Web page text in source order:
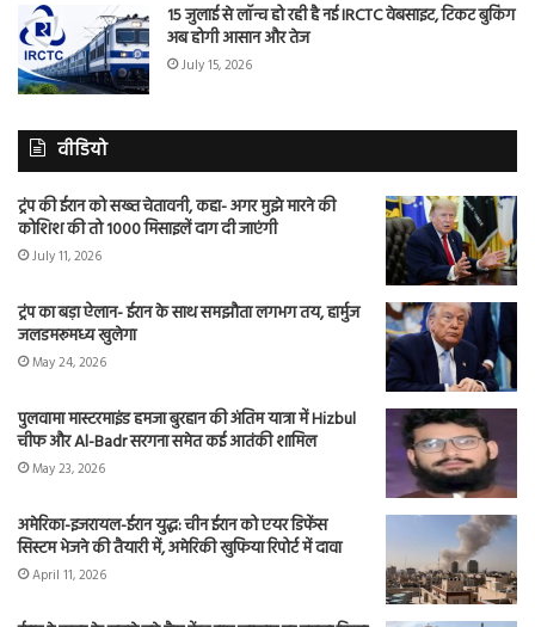
15 जुलाई से लॉन्च हो रही है नई IRCTC वेबसाइट, टिकट बुकिंग
अब होगी आसान और तेज
July 15, 2026
वीडियो
ट्रंप की ईरान को सख्त चेतावनी, कहा- अगर मुझे मारने की
कोशिश की तो 1000 मिसाइलें दाग दी जाएंगी
July 11, 2026
ट्रंप का बड़ा ऐलान- ईरान के साथ समझौता लगभग तय, हार्मुज
जलडमरूमध्य खुलेगा
May 24, 2026
पुलवामा मास्टरमाइंड हमजा बुरहान की अंतिम यात्रा में Hizbul
चीफ और Al-Badr सरगना समेत कई आतंकी शामिल
May 23, 2026
अमेरिका-इजरायल-ईरान युद्ध: चीन ईरान को एयर डिफेंस
सिस्टम भेजने की तैयारी में, अमेरिकी खुफिया रिपोर्ट में दावा
April 11, 2026